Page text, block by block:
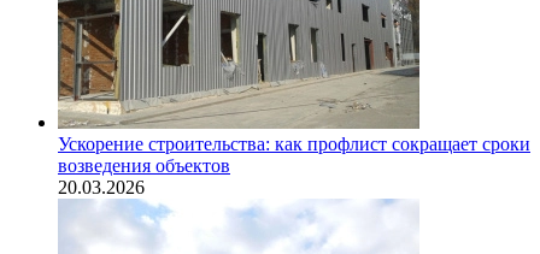
Ускорение строительства: как профлист сокращает сроки
возведения объектов
20.03.2026